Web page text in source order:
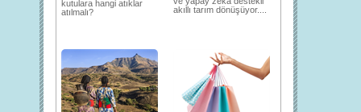
kutulara hangi atıklar
atılmalı?
akıllı tarım dönüşüyor....